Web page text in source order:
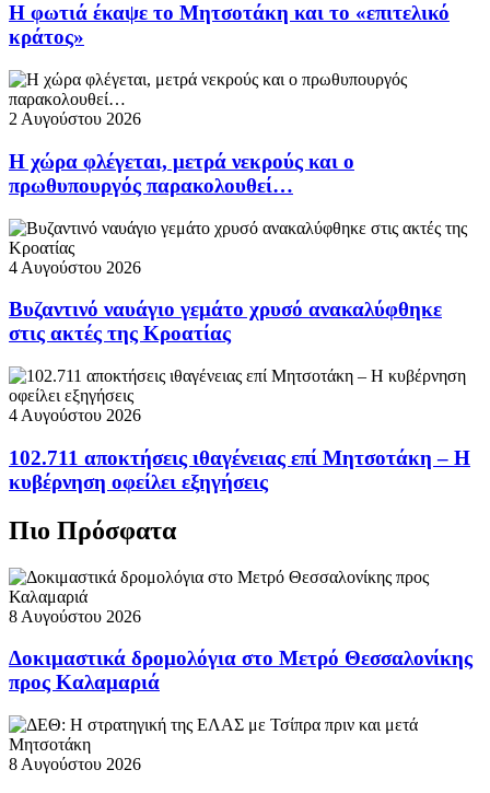
Η φωτιά έκαψε το Μητσοτάκη και το «επιτελικό
κράτος»
2 Αυγούστου 2026
Η χώρα φλέγεται, μετρά νεκρούς και ο
πρωθυπουργός παρακολουθεί…
4 Αυγούστου 2026
Βυζαντινό ναυάγιο γεμάτο χρυσό ανακαλύφθηκε
στις ακτές της Κροατίας
4 Αυγούστου 2026
102.711 αποκτήσεις ιθαγένειας επί Μητσοτάκη – Η
κυβέρνηση οφείλει εξηγήσεις
Πιο Πρόσφατα
8 Αυγούστου 2026
Δοκιμαστικά δρομολόγια στο Μετρό Θεσσαλονίκης
προς Καλαμαριά
8 Αυγούστου 2026